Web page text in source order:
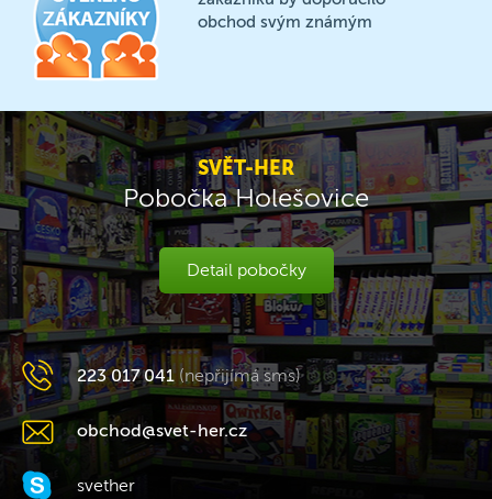
obchod svým známým
SVĚT-HER
Pobočka Holešovice
Detail pobočky
223 017 041 (nepřijímá sms)
obchod@svet-her.cz
svether